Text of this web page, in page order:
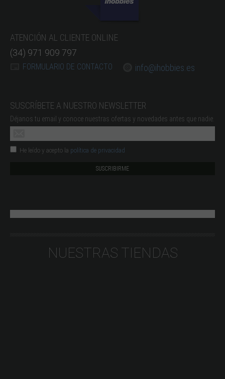
ATENCIÓN AL CLIENTE ONLINE
(34) 971 909 797
FORMULARIO DE CONTACTO info@ihobbies.es
SUSCRÍBETE A NUESTRO NEWSLETTER
Déjanos tu email y conoce nuestras ofertas y novedades antes que nadie.
He leído y acepto la política de privacidad
NUESTRAS TIENDAS